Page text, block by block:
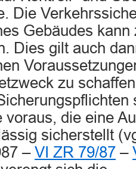
Die
Gebäudes
Dies gilt auch
zu
voraus, die eine
sicherstellt
– VI ZR 79/87 –